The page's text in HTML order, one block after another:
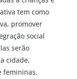
tem como
promover
social
serão
cidade,
femininas,